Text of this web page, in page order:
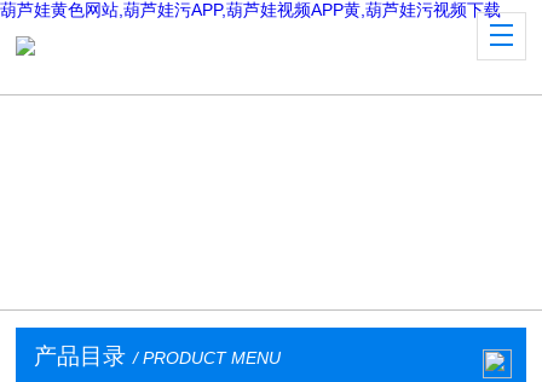
葫芦娃黄色网站,葫芦娃污APP,葫芦娃视频APP黄,葫芦娃污视频下载
产品目录 / PRODUCT MENU